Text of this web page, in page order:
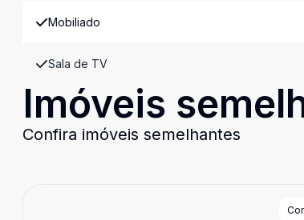
Mobiliado
Sala de TV
Imóveis
Confira imóveis semelhantes